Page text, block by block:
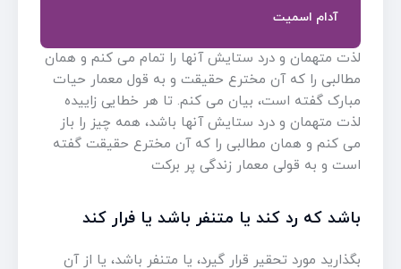
آدام اسمیت
لذت متهمان و درد ستایش آنها را تمام می کنم و همان
مطالبی را که آن مخترع حقیقت و به قول معمار حیات
مبارک گفته است، بیان می کنم. تا هر خطایی زاییده
لذت متهمان و درد ستایش آنها باشد، همه چیز را باز
می کنم و همان مطالبی را که آن مخترع حقیقت گفته
است و به قولی معمار زندگی پر برکت
باشد که رد کند یا متنفر باشد یا فرار کند
بگذارید مورد تحقیر قرار گیرد، یا متنفر باشد، یا از آن